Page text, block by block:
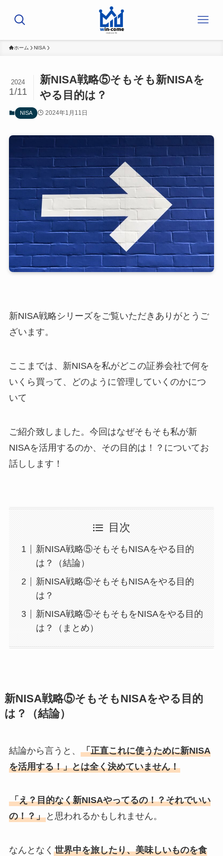
ホーム NISA
新NISA戦略⑤そもそも新NISAを
やる目的は？
2024
1/11
NISA 2024年1月11日
新NISA戦略シリーズをご覧いただきありがとうご
ざいます。
ここまでは、新NISAを私がどこの証券会社で何を
いくら買って、どのように管理していくのかにつ
いて
ご紹介致しました。今回はなぜそもそも私が新
NISAを活用するのか、その目的は！？についてお
話しします！
目次
新NISA戦略⑤そもそもNISAをやる目的
は？（結論）
新NISA戦略⑤そもそもNISAをやる目的
は？
新NISA戦略⑤そもそもをNISAをやる目的
は？（まとめ）
新NISA戦略⑤そもそもNISAをやる目的
は？（結論）
結論から言うと、 「正直これに使うために新NISA
を活用する！」とは全く決めていません！
「え？目的なく新NISAやってるの！？それでいい
の！？」と思われるかもしれません。
なんとなく 世界中を旅したり、美味しいものを食